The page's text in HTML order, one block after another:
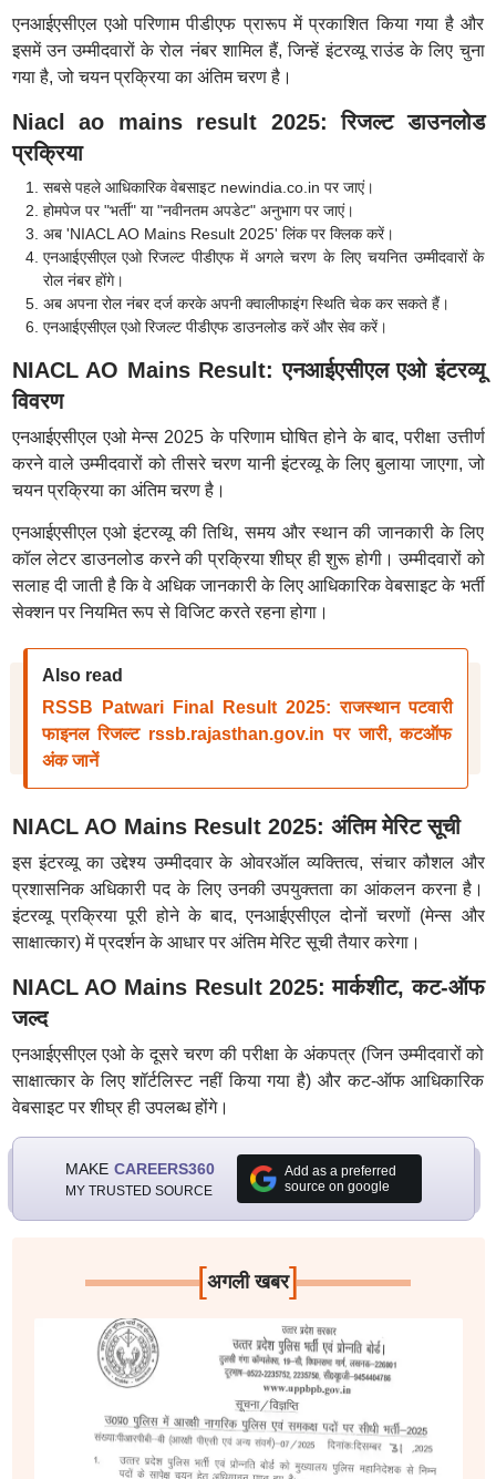
एनआईएसीएल एओ परिणाम पीडीएफ प्रारूप में प्रकाशित किया गया है और
इसमें उन उम्मीदवारों के रोल नंबर शामिल हैं, जिन्हें इंटरव्यू राउंड के लिए चुना
गया है, जो चयन प्रक्रिया का अंतिम चरण है।
Niacl ao mains result 2025: रिजल्ट डाउनलोड
प्रक्रिया
सबसे पहले आधिकारिक वेबसाइट newindia.co.in पर जाएं।
होमपेज पर "भर्ती" या "नवीनतम अपडेट" अनुभाग पर जाएं।
अब 'NIACL AO Mains Result 2025' लिंक पर क्लिक करें।
एनआईएसीएल एओ रिजल्ट पीडीएफ में अगले चरण के लिए चयनित उम्मीदवारों के
रोल नंबर होंगे।
अब अपना रोल नंबर दर्ज करके अपनी क्वालीफाइंग स्थिति चेक कर सकते हैं।
एनआईएसीएल एओ रिजल्ट पीडीएफ डाउनलोड करें और सेव करें।
NIACL AO Mains Result: एनआईएसीएल एओ इंटरव्यू
विवरण
एनआईएसीएल एओ मेन्स 2025 के परिणाम घोषित होने के बाद, परीक्षा उत्तीर्ण
करने वाले उम्मीदवारों को तीसरे चरण यानी इंटरव्यू के लिए बुलाया जाएगा, जो
चयन प्रक्रिया का अंतिम चरण है।
एनआईएसीएल एओ इंटरव्यू की तिथि, समय और स्थान की जानकारी के लिए
कॉल लेटर डाउनलोड करने की प्रक्रिया शीघ्र ही शुरू होगी। उम्मीदवारों को
सलाह दी जाती है कि वे अधिक जानकारी के लिए आधिकारिक वेबसाइट के भर्ती
सेक्शन पर नियमित रूप से विजिट करते रहना होगा।
Also read
RSSB Patwari Final Result 2025: राजस्थान पटवारी
फाइनल रिजल्ट rssb.rajasthan.gov.in पर जारी, कटऑफ
अंक जानें
NIACL AO Mains Result 2025: अंतिम मेरिट सूची
इस इंटरव्यू का उद्देश्य उम्मीदवार के ओवरऑल व्यक्तित्व, संचार कौशल और
प्रशासनिक अधिकारी पद के लिए उनकी उपयुक्तता का आंकलन करना है।
इंटरव्यू प्रक्रिया पूरी होने के बाद, एनआईएसीएल दोनों चरणों (मेन्स और
साक्षात्कार) में प्रदर्शन के आधार पर अंतिम मेरिट सूची तैयार करेगा।
NIACL AO Mains Result 2025: मार्कशीट, कट-ऑफ
जल्द
एनआईएसीएल एओ के दूसरे चरण की परीक्षा के अंकपत्र (जिन उम्मीदवारों को
साक्षात्कार के लिए शॉर्टलिस्ट नहीं किया गया है) और कट-ऑफ आधिकारिक
वेबसाइट पर शीघ्र ही उपलब्ध होंगे।
MAKE CAREERS360
MY TRUSTED SOURCE
Add as a preferred
source on google
[अगली खबर]